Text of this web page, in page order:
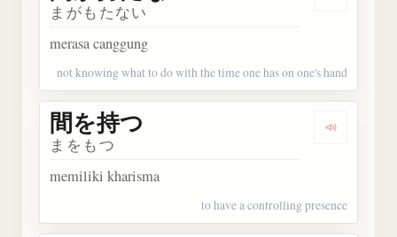
まがもたない
merasa canggung
not knowing what to do with the time one has on one's hand
間を持つ
まをもつ
memiliki kharisma
to have a controlling presence